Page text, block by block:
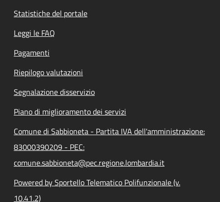
Statistiche del portale
Leggi le FAQ
Pagamenti
Riepilogo valutazioni
Segnalazione disservizio
Piano di miglioramento dei servizi
Comune di Sabbioneta - Partita IVA dell'amministrazione:
83000390209 - PEC:
comune.sabbioneta@pec.regione.lombardia.it
Powered by Sportello Telematico Polifunzionale (v.
10.41.2)